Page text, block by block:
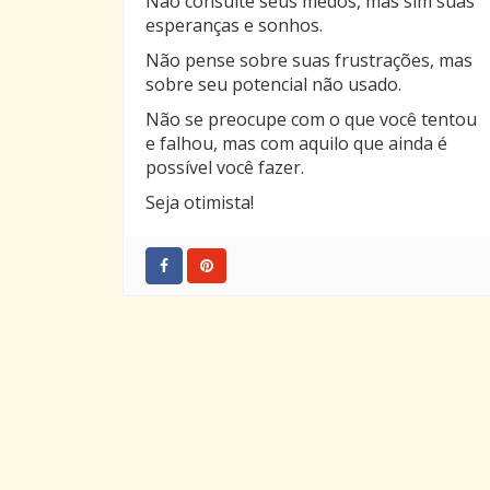
esperanças e sonhos.
Não pense sobre suas frustrações, mas
sobre seu potencial não usado.
Não se preocupe com o que você tentou
e falhou, mas com aquilo que ainda é
possível você fazer.
Seja otimista!